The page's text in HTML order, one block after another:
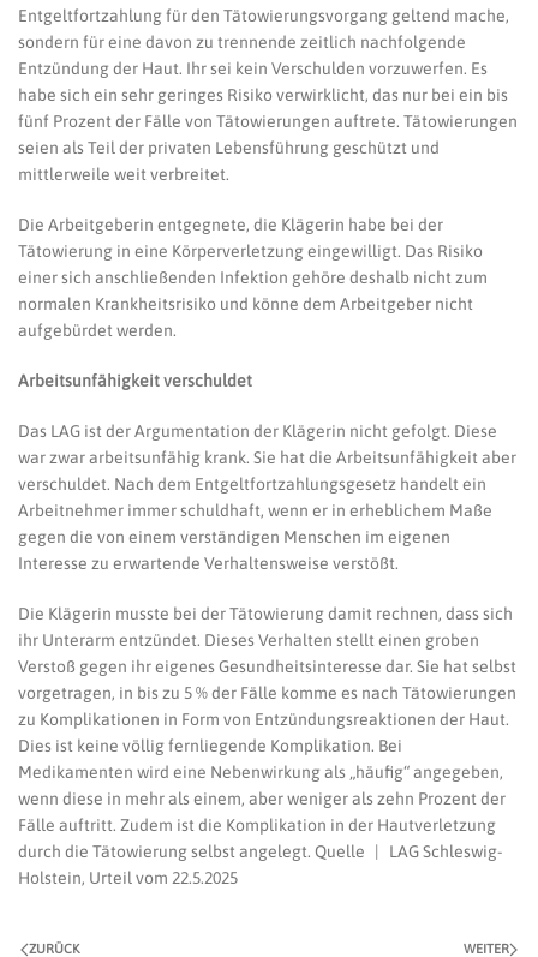
Entgeltfortzahlung für den Tätowierungsvorgang geltend mache,
sondern für eine davon zu trennende zeitlich nachfolgende
Entzündung der Haut. Ihr sei kein Verschulden vorzuwerfen. Es
habe sich ein sehr geringes Risiko verwirklicht, das nur bei ein bis
fünf Prozent der Fälle von Tätowierungen auftrete. Tätowierungen
seien als Teil der privaten Lebensführung geschützt und
mittlerweile weit verbreitet.
Die Arbeitgeberin entgegnete, die Klägerin habe bei der
Tätowierung in eine Körperverletzung eingewilligt. Das Risiko
einer sich anschließenden Infektion gehöre deshalb nicht zum
normalen Krankheitsrisiko und könne dem Arbeitgeber nicht
aufgebürdet werden.
Arbeitsunfähigkeit verschuldet
Das LAG ist der Argumentation der Klägerin nicht gefolgt. Diese
war zwar arbeitsunfähig krank. Sie hat die Arbeitsunfähigkeit aber
verschuldet. Nach dem Entgeltfortzahlungsgesetz handelt ein
Arbeitnehmer immer schuldhaft, wenn er in erheblichem Maße
gegen die von einem verständigen Menschen im eigenen
Interesse zu erwartende Verhaltensweise verstößt.
Die Klägerin musste bei der Tätowierung damit rechnen, dass sich
ihr Unterarm entzündet. Dieses Verhalten stellt einen groben
Verstoß gegen ihr eigenes Gesundheitsinteresse dar. Sie hat selbst
vorgetragen, in bis zu 5 % der Fälle komme es nach Tätowierungen
zu Komplikationen in Form von Entzündungsreaktionen der Haut.
Dies ist keine völlig fernliegende Komplikation. Bei
Medikamenten wird eine Nebenwirkung als „häufig“ angegeben,
wenn diese in mehr als einem, aber weniger als zehn Prozent der
Fälle auftritt. Zudem ist die Komplikation in der Hautverletzung
durch die Tätowierung selbst angelegt. Quelle | LAG Schleswig-
Holstein, Urteil vom 22.5.2025
ZURÜCK WEITER